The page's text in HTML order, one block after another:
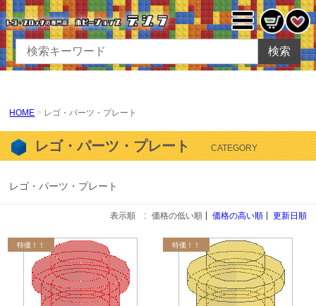
検索
HOME レゴ・パーツ・プレート
レゴ・パーツ・プレート CATEGORY
レゴ・パーツ・プレート
表示順 : 価格の低い順 価格の高い順 更新日順